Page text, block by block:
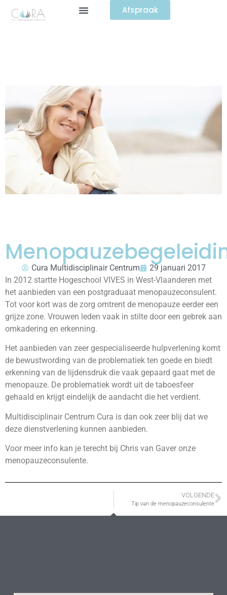
Afspraak
Cura Multidisciplinair Centrum
29 januari 2017
In 2012 startte Hogeschool VIVES in West-Vlaanderen met
het aanbieden van een postgraduaat menopauzeconsulent.
Tot voor kort was de zorg omtrent de menopauze eerder een
grijze zone. Vrouwen leden vaak in stilte door een gebrek aan
omkadering en erkenning.
Het aanbieden van zeer gespecialiseerde hulpverlening komt
de bewustwording van de problematiek ten goede en biedt
erkenning van de lijdensdruk die vaak gepaard gaat met de
menopauze. De problematiek wordt uit de taboesfeer
gehaald en krijgt eindelijk de aandacht die het verdient.
Multidisciplinair Centrum Cura is dan ook zeer blij dat we
deze dienstverlening kunnen aanbieden.
Voor meer info kan je terecht bij Chris van Gaver onze
menopauzeconsulente.
VOLGENDE
Tip van de menopauzeconsulente